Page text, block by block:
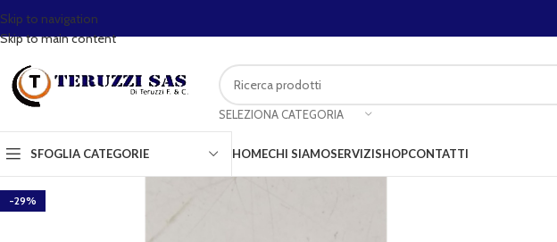
Skip to navigation
Skip to main content
SELEZIONA CATEGORIA
SFOGLIA CATEGORIE HOMECHI SIAMOSERVIZISHOPCONTATTI
-29%